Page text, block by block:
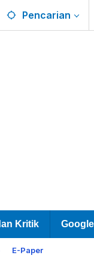
Pencarian
Kritik
E-Paper